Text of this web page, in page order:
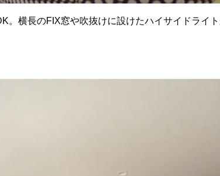
。横長のFIX窓や吹抜けに設けたハイサイドライ